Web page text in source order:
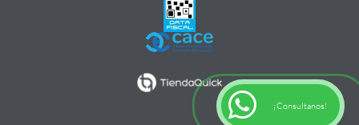
¡Consultanos!